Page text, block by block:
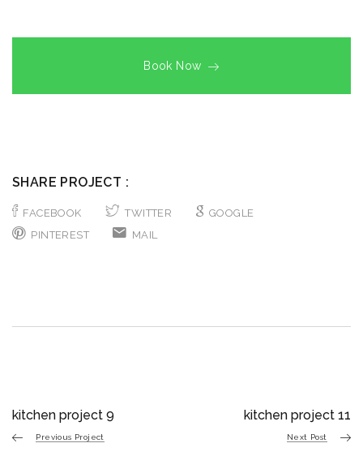
Book Now
SHARE PROJECT :
FACEBOOK TWITTER
GOOGLE
PINTEREST
MAIL
kitchen project 9
Previous Project
kitchen project 11
Next Post